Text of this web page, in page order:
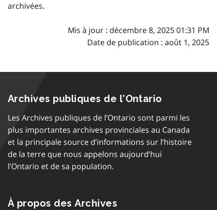
archivées.
Mis à jour : décembre 8, 2025 01:31 PM
Date de publication : août 1, 2025
Archives publiques de l’Ontario
Les Archives publiques de l’Ontario sont parmi les
plus importantes archives provinciales au Canada
et la principale source d’informations sur l’histoire
de la terre que nous appelons aujourd’hui
l’Ontario et de sa population.
À propos des Archives